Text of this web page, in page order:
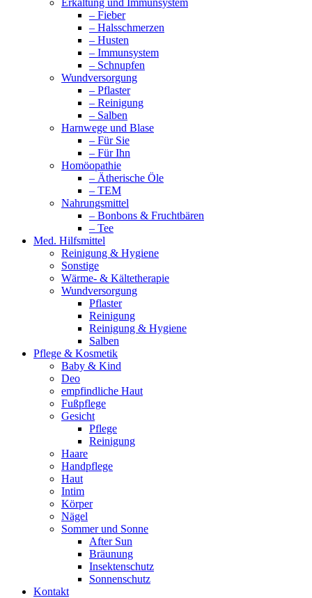
– Fieber
– Halsschmerzen
– Husten
– Immunsystem
– Schnupfen
Wundversorgung
– Pflaster
– Reinigung
– Salben
Harnwege und Blase
– Für Sie
– Für Ihn
Homöopathie
– Ätherische Öle
– TEM
Nahrungsmittel
– Bonbons & Fruchtbären
– Tee
Med. Hilfsmittel
Reinigung & Hygiene
Sonstige
Wärme- & Kältetherapie
Wundversorgung
Pflaster
Reinigung
Reinigung & Hygiene
Salben
Pflege & Kosmetik
Baby & Kind
Deo
empfindliche Haut
Fußpflege
Gesicht
Pflege
Reinigung
Haare
Handpflege
Haut
Intim
Körper
Nägel
Sommer und Sonne
After Sun
Bräunung
Insektenschutz
Sonnenschutz
Kontakt